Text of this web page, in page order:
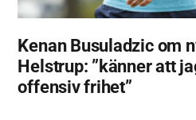
Kenan Busuladzic om
Helstrup: ”känner att
offensiv frihet”